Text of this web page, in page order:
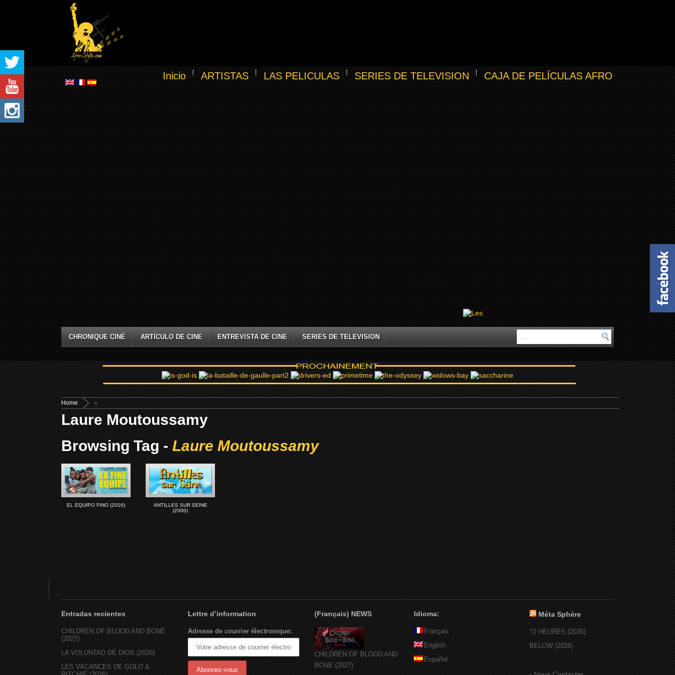
Inicio ARTISTAS LAS PELICULAS SERIES DE TELEVISION CAJA DE PELÍCULAS AFRO
CHRONIQUE CINÉ ARTÍCULO DE CINE ENTREVISTA DE CINE SERIES DE TELEVISION
Home »
Laure Moutoussamy
Browsing Tag -Laure Moutoussamy
EL EQUIPO FINO (2016)
ANTILLES SUR SEINE
(2000)
Entradas recientes
CHILDREN OF BLOOD AND BONE
(2027)
LA VOLUNTAD DE DIOS (2026)
LES VACANCES DE GOLO &
Lettre d’information
Adresse de courrier électronique:
(Français) NEWS
CHILDREN OF BLOOD AND
BONE (2027)
Idioma:
Français
English
Español
Méta Sphère
72 HEURES (2026)
BELOW (2026)